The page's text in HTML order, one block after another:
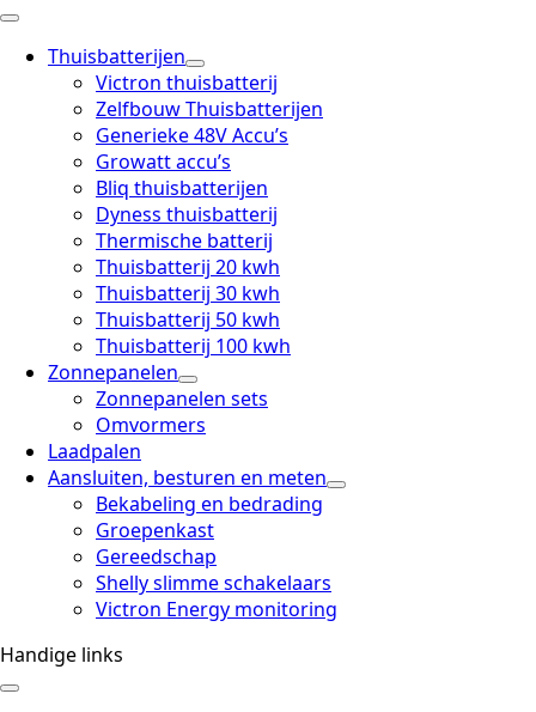
Thuisbatterijen
Victron thuisbatterij
Zelfbouw Thuisbatterijen
Generieke 48V Accu’s
Growatt accu’s
Bliq thuisbatterijen
Dyness thuisbatterij
Thermische batterij
Thuisbatterij 20 kwh
Thuisbatterij 30 kwh
Thuisbatterij 50 kwh
Thuisbatterij 100 kwh
Zonnepanelen
Zonnepanelen sets
Omvormers
Laadpalen
Aansluiten, besturen en meten
Bekabeling en bedrading
Groepenkast
Gereedschap
Shelly slimme schakelaars
Victron Energy monitoring
Handige links